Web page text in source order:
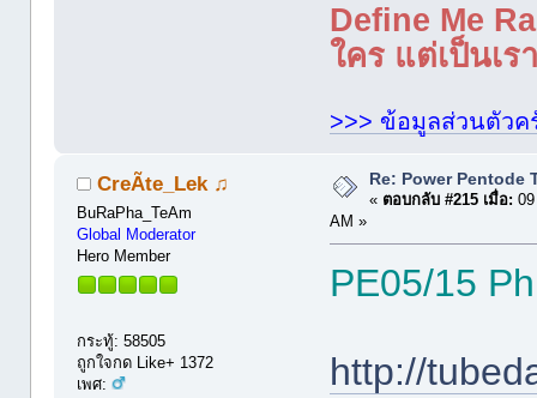
Define Me
ใคร แต่เป็นเ
>>> ข้อมูลส่วนตัวค
CreÃte_Lek ♫
BuRaPha_TeAm
Global Moderator
Hero Member
กระทู้: 58505
ถูกใจกด Like+ 1372
เพศ:
Re: Power Pentode
« ตอบกลับ #215 เมื่อ:
AM »
PE05/15
http://